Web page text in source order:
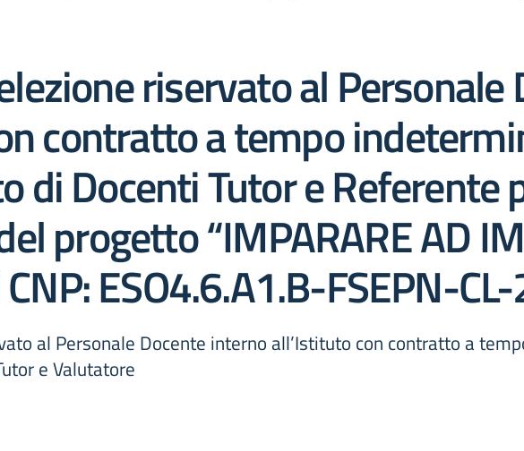
riservato al
contratto a tempo
di Docenti Tutor e Referente
progetto “IMPARARE AD
ESO4.6.A1.B-FSEPN-
al Personale Docente interno all’Istituto con contratto a
e Valutatore